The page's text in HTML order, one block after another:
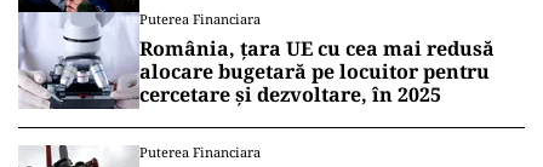
de la Înalta Curte
Puterea Financiara
România, țara UE cu cea mai redusă
alocare bugetară pe locuitor pentru
cercetare și dezvoltare, în 2025
Puterea Financiara